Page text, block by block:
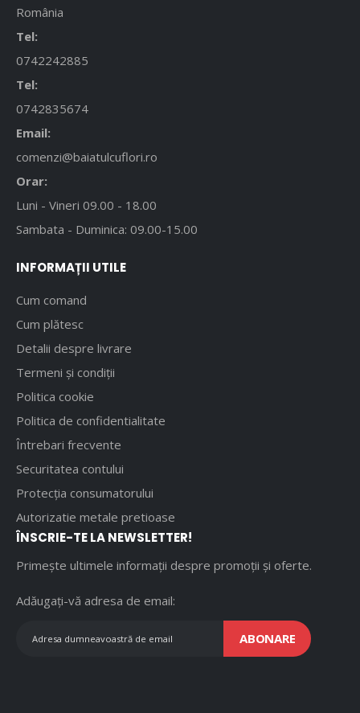
România
Tel:
0742242885
Tel:
0742835674
Email:
comenzi@baiatulcuflori.ro
Orar:
Luni - Vineri 09.00 - 18.00
Sambata - Duminica: 09.00-15.00
INFORMAȚII UTILE
Cum comand
Cum plătesc
Detalii despre livrare
Termeni și condiții
Politica cookie
Politica de confidentialitate
Întrebari frecvente
Securitatea contului
Protecția consumatorului
Autorizatie metale pretioase
ÎNSCRIE-TE LA NEWSLETTER!
Primește ultimele informații despre promoții și oferte.
Adăugați-vă adresa de email:
ABONARE